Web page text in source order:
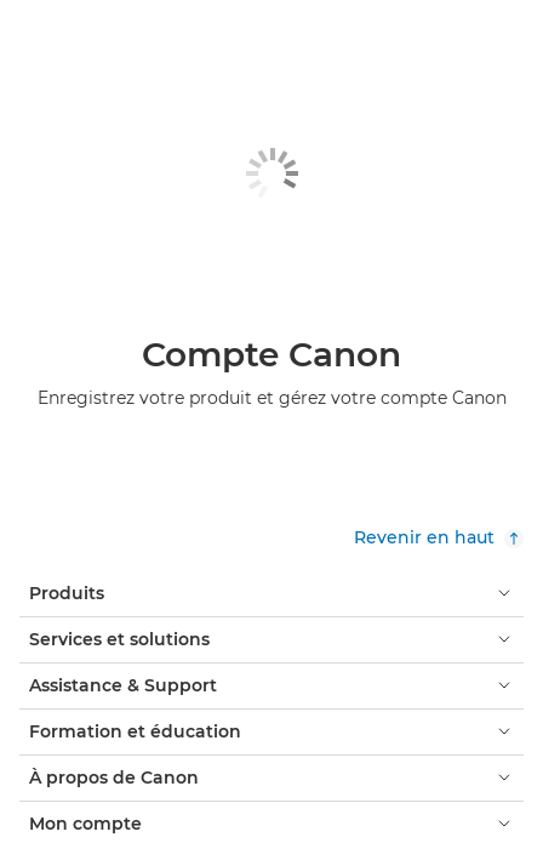
Compte Canon
Enregistrez votre produit et gérez votre compte Canon
Revenir en haut
Produits
Services et solutions
Assistance & Support
Formation et éducation
À propos de Canon
Mon compte